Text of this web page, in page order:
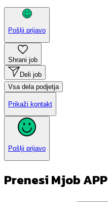
Pošlji prijavo
Shrani job
Deli job
Vsa dela podjetja
Prikaži kontakt
Pošlji prijavo
Prenesi Mjob APP